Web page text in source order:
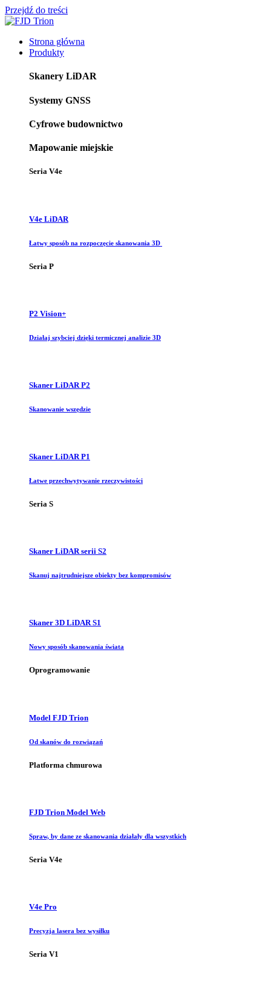
Przejdź do treści
Strona główna
Produkty
Skanery LiDAR
Systemy GNSS
Cyfrowe budownictwo
Mapowanie miejskie
Seria V4e
V4e LiDAR
Łatwy sposób na rozpoczęcie skanowania 3D
Seria P
P2 Vision+
Działaj szybciej dzięki termicznej analizie 3D
Skaner LiDAR P2
Skanowanie wszędzie
Skaner LiDAR P1
Łatwe przechwytywanie rzeczywistości
Seria S
Skaner LiDAR serii S2
Skanuj najtrudniejsze obiekty bez kompromisów
Skaner 3D LiDAR S1
Nowy sposób skanowania świata
Oprogramowanie
Model FJD Trion
Od skanów do rozwiązań
Platforma chmurowa
FJD Trion Model Web
Spraw, by dane ze skanowania działały dla wszystkich
Seria V4e
V4e Pro
Precyzja lasera bez wysiłku
Seria V1